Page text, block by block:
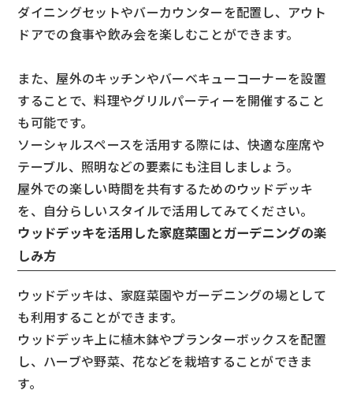
ダイニングセットやバーカウンターを配置し、アウト
ドアでの食事や飲み会を楽しむことができます。
また、屋外のキッチンやバーベキューコーナーを設置
することで、料理やグリルパーティーを開催すること
も可能です。
ソーシャルスペースを活用する際には、快適な座席や
テーブル、照明などの要素にも注目しましょう。
屋外での楽しい時間を共有するためのウッドデッキ
を、自分らしいスタイルで活用してみてください。
ウッドデッキを活用した家庭菜園とガーデニングの楽
しみ方
ウッドデッキは、家庭菜園やガーデニングの場として
も利用することができます。
ウッドデッキ上に植木鉢やプランターボックスを配置
し、ハーブや野菜、花などを栽培することができま
す。